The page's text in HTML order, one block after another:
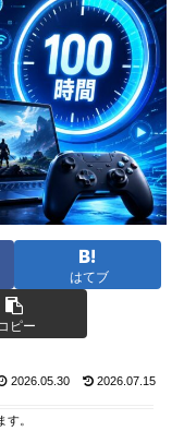
はてブ
コピー
2026.05.30 2026.07.15
す。